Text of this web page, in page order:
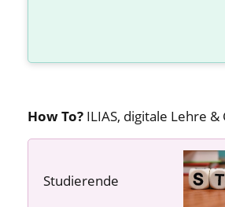
How To? ILIAS, digitale Lehre &
Studierende